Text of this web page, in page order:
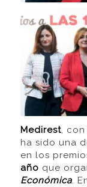
Medirest,
ha sido una
en los
año que
Económica.